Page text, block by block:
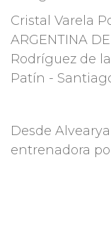
Cristal Varela
ARGENTINA
Rodríguez de
Patín -
Desde
entrenadora